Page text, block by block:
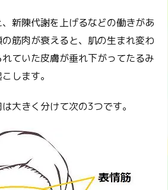
新陳代謝を上げるなどの働きがあ
筋肉が衰えると、肌の生まれ変わ
ていた皮膚が垂れ下がってたるみ
します。
大きく分けて次の3つです。